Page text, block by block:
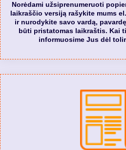
Norėdami užsiprenumeruoti
laikraščio versiją rašykite mums
ir nurodykite savo vardą,
būti pristatomas laikraštis. Kai
informuosime Jus dėl